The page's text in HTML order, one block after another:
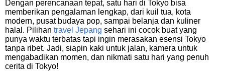
Dengan perencanaan tepat, satu hari di Tokyo bisa
memberikan pengalaman lengkap, dari kuil tua, kota
modern, pusat budaya pop, sampai belanja dan kuliner
halal. Pilihan travel Jepang sehari ini cocok buat yang
punya waktu terbatas tapi ingin merasakan esensi Tokyo
tanpa ribet. Jadi, siapin kaki untuk jalan, kamera untuk
mengabadikan momen, dan nikmati satu hari yang penuh
cerita di Tokyo!